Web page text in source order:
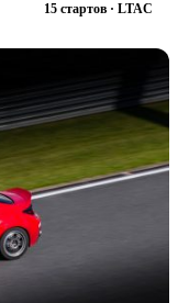
15 стартов · LTAC